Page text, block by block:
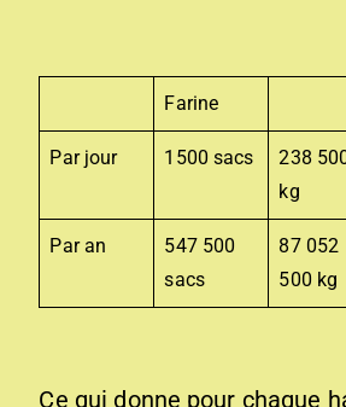
Farine
Par jour 1500 sacs
238
kg
Par an
547 500
sacs
87 052
500 kg
Ce qui donne pour chaque